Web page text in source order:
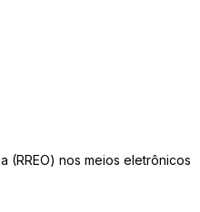
(RREO) nos meios eletrônicos